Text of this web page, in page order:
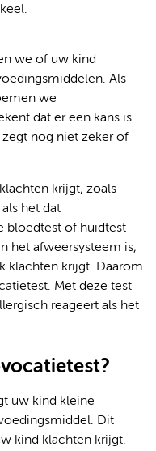
we of uw kind
Als
we
dat er een kans is
nog niet zeker of
krijgt, zoals
het dat
bloedtest of huidtest
het afweersysteem is,
klachten krijgt. Daarom
Met deze test
reageert als het
uw kind kleine
Dit
kind klachten krijgt.